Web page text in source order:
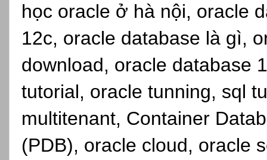
học oracle ở hà nội, oracle
12c, oracle database là gì,
download, oracle database
tutorial, oracle tunning, sql
multitenant, Container
(PDB), oracle cloud, oracle